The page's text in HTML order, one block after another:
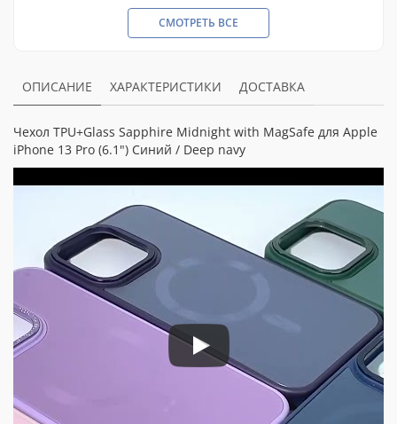
СМОТРЕТЬ ВСЕ
ОПИСАНИЕ ХАРАКТЕРИСТИКИ ДОСТАВКА
Чехол TPU+Glass Sapphire Midnight with MagSafe для Apple
iPhone 13 Pro (6.1") Синий / Deep navy